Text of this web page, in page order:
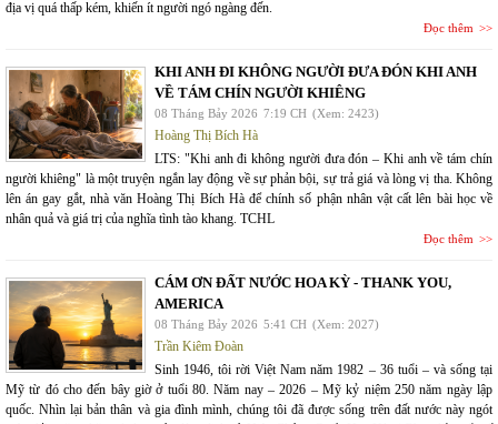
địa vị quá thấp kém, khiến ít người ngó ngàng đến.
Đọc thêm
KHI ANH ĐI KHÔNG NGƯỜI ĐƯA ĐÓN KHI ANH
VỀ TÁM CHÍN NGƯỜI KHIÊNG
08 Tháng Bảy 2026 7:19 CH (Xem: 2423)
Hoàng Thị Bích Hà
LTS: "Khi anh đi không người đưa đón – Khi anh về tám chín
người khiêng" là một truyện ngắn lay động về sự phản bội, sự trả giá và lòng vị tha. Không
lên án gay gắt, nhà văn Hoàng Thị Bích Hà để chính số phận nhân vật cất lên bài học về
nhân quả và giá trị của nghĩa tình tào khang. TCHL
Đọc thêm
CÁM ƠN ĐẤT NƯỚC HOA KỲ - THANK YOU,
AMERICA
08 Tháng Bảy 2026 5:41 CH (Xem: 2027)
Trần Kiêm Đoàn
Sinh 1946, tôi rời Việt Nam năm 1982 – 36 tuổi – và sống tại
Mỹ từ đó cho đến bây giờ ở tuổi 80. Năm nay – 2026 – Mỹ kỷ niệm 250 năm ngày lập
quốc. Nhìn lại bản thân và gia đình mình, chúng tôi đã được sống trên đất nước này ngót